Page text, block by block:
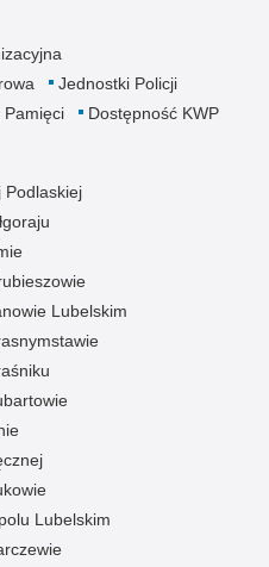
Jednostki Policji
Pamięci Dostępność KWP
Podlaskiej
Lubelskim
Lubelskim